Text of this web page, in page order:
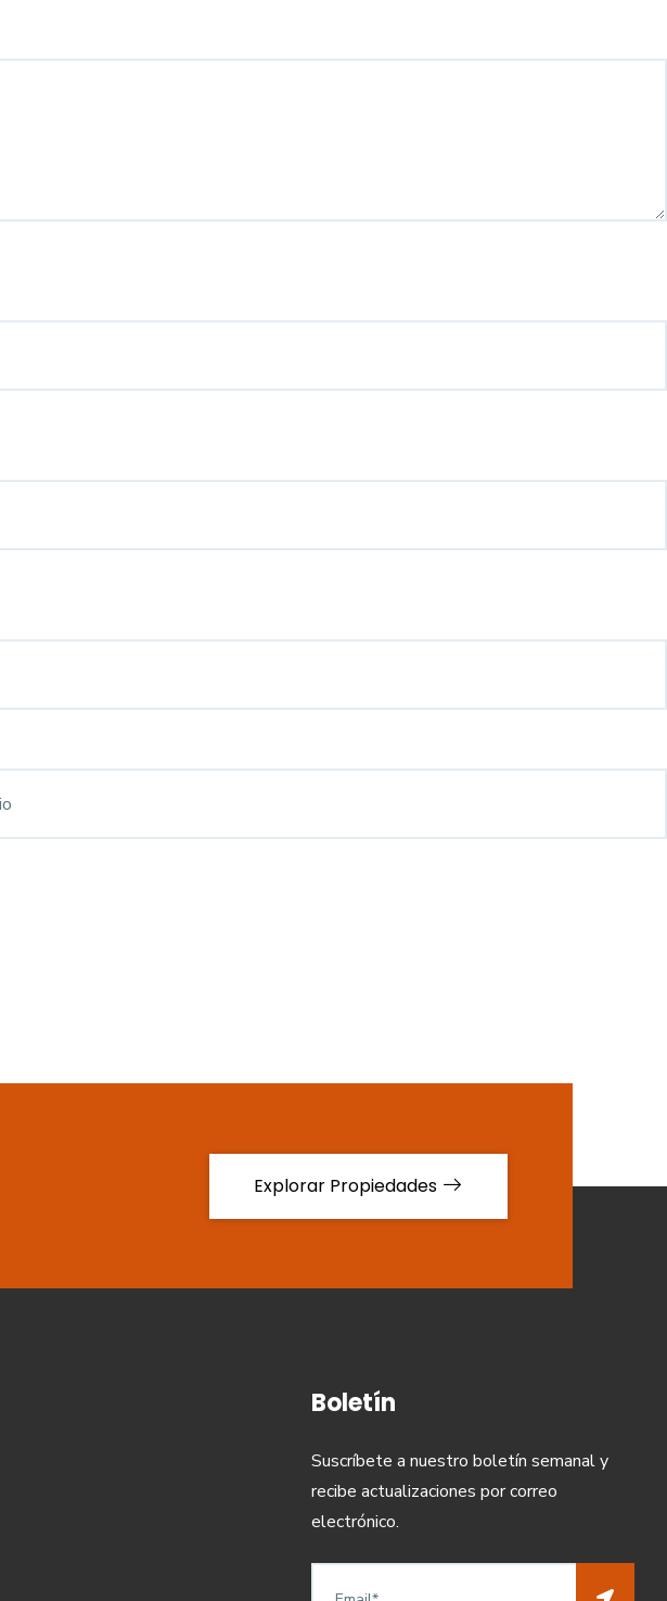
Explorar Propiedades
Boletín
Suscríbete a nuestro boletín semanal y
recibe actualizaciones por correo
electrónico.